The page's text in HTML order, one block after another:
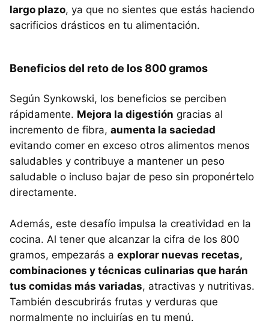
largo plazo, ya que no sientes que estás haciendo
sacrificios drásticos en tu alimentación.
Beneficios del reto de los 800 gramos
Según Synkowski, los beneficios se perciben
rápidamente. Mejora la digestión gracias al
incremento de fibra, aumenta la saciedad
evitando comer en exceso otros alimentos menos
saludables y contribuye a mantener un peso
saludable o incluso bajar de peso sin proponértelo
directamente.
Además, este desafío impulsa la creatividad en la
cocina. Al tener que alcanzar la cifra de los 800
gramos, empezarás a explorar nuevas recetas,
combinaciones y técnicas culinarias que harán
tus comidas más variadas, atractivas y nutritivas.
También descubrirás frutas y verduras que
normalmente no incluirías en tu menú.